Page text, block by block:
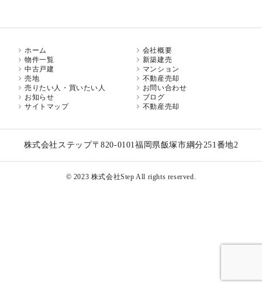
ホーム
会社概要
物件一覧
新築建売
中古戸建
マンション
売地
不動産売却
売りたい人・買いたい人
お問い合わせ
お知らせ
ブログ
サイトマップ
不動産売却
株式会社ステップ〒820-0101福岡県飯塚市綱分251番地2
© 2023 株式会社Step All rights reserved.